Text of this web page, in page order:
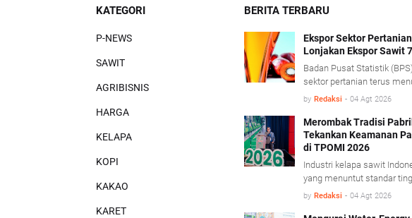
KATEGORI
P-NEWS
SAWIT
AGRIBISNIS
HARGA
KELAPA
KOPI
KAKAO
KARET
BERITA TERBARU
Ekspor Sektor
Lonjakan Ekspor Sawit
Badan Pusat Statistik
sektor pertanian terus
pendorong kinerja tersebut
turunannya yang mencatat
signifikan. BPS mencatat,
nilai ekspor CPO dan
persen dibandingkan
didorong penguatan harga
by Redaksi - 04 Agt 2026
Merombak Tradisi
Tekankan Keamanan
di TPOMI 2026
Industri kelapa sawit
yang menuntut standar
keamanan pangan, dan
by Redaksi - 04 Agt 2026